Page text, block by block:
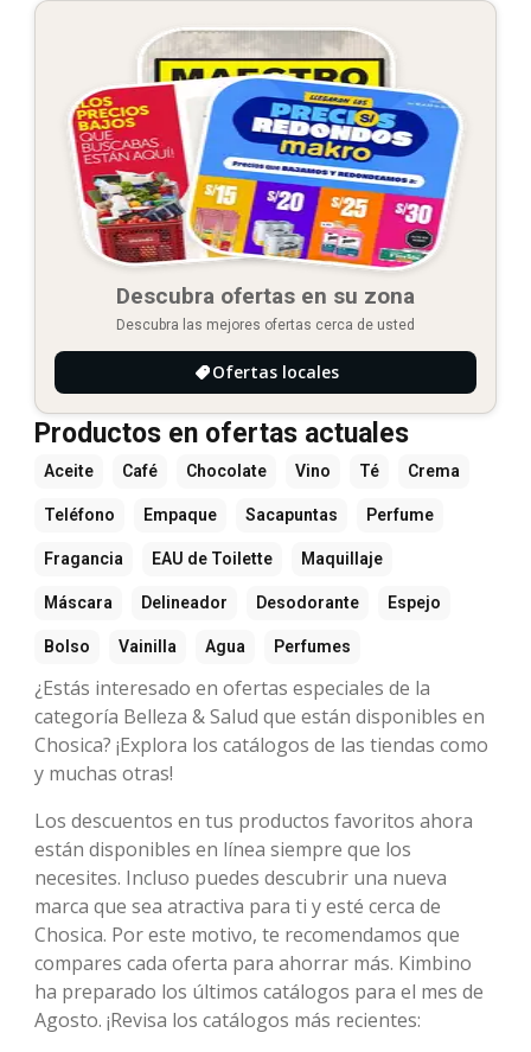
Descubra ofertas en su zona
Descubra las mejores ofertas cerca de usted
Ofertas locales
Productos en ofertas actuales
Aceite Café Chocolate Vino Té Crema
Teléfono Empaque Sacapuntas Perfume
Fragancia EAU de Toilette Maquillaje
Máscara Delineador Desodorante Espejo
Bolso Vainilla Agua Perfumes
¿Estás interesado en ofertas especiales de la
categoría Belleza & Salud que están disponibles en
Chosica? ¡Explora los catálogos de las tiendas como
y muchas otras!
Los descuentos en tus productos favoritos ahora
están disponibles en línea siempre que los
necesites. Incluso puedes descubrir una nueva
marca que sea atractiva para ti y esté cerca de
Chosica. Por este motivo, te recomendamos que
compares cada oferta para ahorrar más. Kimbino
ha preparado los últimos catálogos para el mes de
Agosto. ¡Revisa los catálogos más recientes: